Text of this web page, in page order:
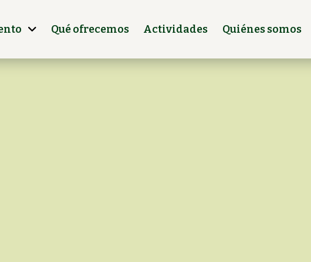
Qué ofrecemos Actividades Quiénes somos